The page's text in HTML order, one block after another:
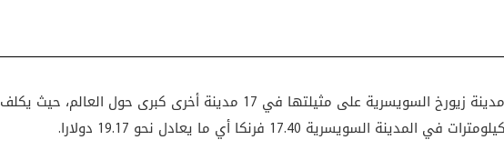
تفوقت أجرة التاكسي في مدينة زيورخ السويسرية على مثيلتها في 17 مدينة أخرى كبرى حول العالم، حيث يكلف